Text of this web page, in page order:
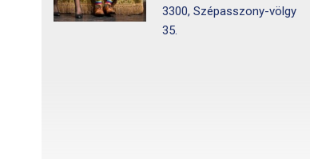
3300, Szépasszony-völgy
35.